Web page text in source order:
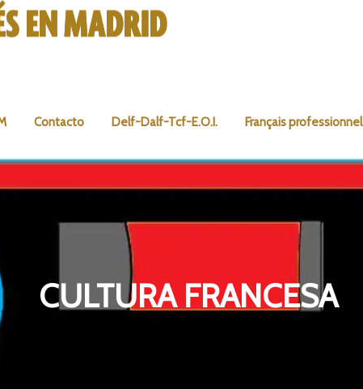
Contacto Delf-Dalf-Tcf-E.O.I. Français professionnel
CULTURA FRANCESA